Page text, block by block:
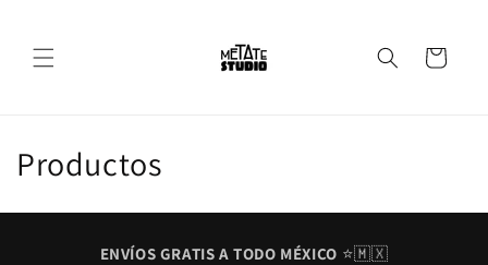
al contenido
Carrito
C
o
Productos
ENVÍOS GRATIS A TODO MÉXICO ⭐️🇲🇽